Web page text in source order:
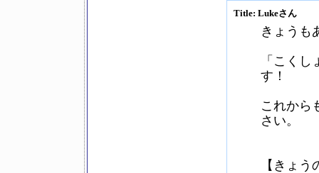
Title: Lukeさん
きょうも
「こく
す！
これから
さい。
【きょ